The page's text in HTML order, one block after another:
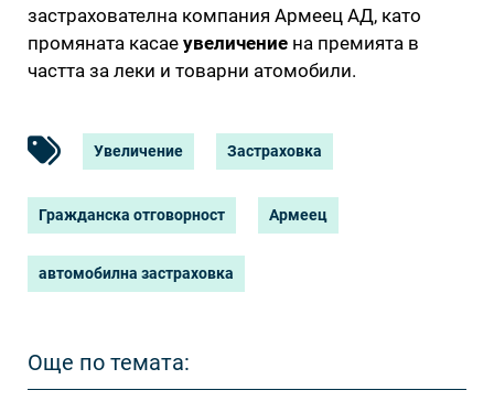
застрахователна компания Армеец АД, като
промяната касае увеличение на премията в
частта за леки и товарни атомобили.
Увеличение Застраховка
Гражданска отговорност Армеец
автомобилна застраховка
Още по темата: